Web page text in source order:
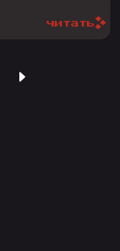
читать